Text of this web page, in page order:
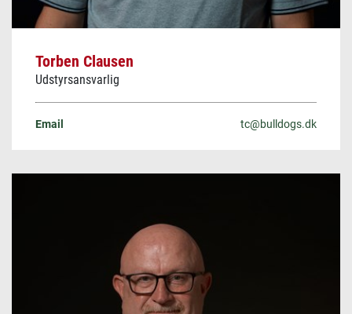
Torben Clausen
Udstyrsansvarlig
Email tc@bulldogs.dk